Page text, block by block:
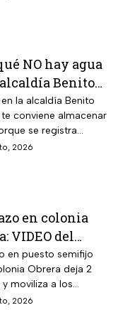
NO hay agua
Benito
Lista de
afectadas
el viernes
en la alcaldía Benito
te conviene almacenar
se registra
del suministro por
2026
en colonia
VIDEO del
en puesto
que dejó
en puesto semifijo
Obrera deja 2
moviliza a los
de emergencia en
2026